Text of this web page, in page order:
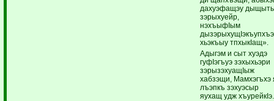
дахуэфащэу
зэрыхуейр,
нэхъыфIым
хьэкъыу тпхыкIащ».
Адыгэм и сыт хуэдэ
гуфIэгъуэ зэхыхьэри
зэрызэхуащIыж
хабзэщи, Мамхэгъхэ
лъэпкъ зэхуэсыр
яухащ удж хъурейкIэ.